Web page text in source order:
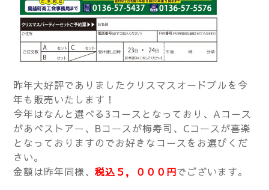
昨年大好評でありましたクリスマスオードブルを今
年も販売いたします！
今年はなんと選べる3コースとなっており、Aコース
があべストアー、Bコースが梅寿司、Cコースが喜楽
となっておりますのでお好きなコースをお選びくだ
さい。
金額は昨年同様、 税込５，０００円でございます。